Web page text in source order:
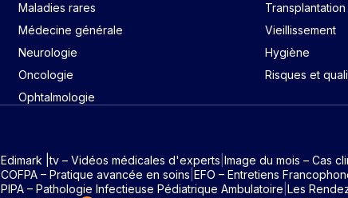
Maladies rares
Médecine générale
Neurologie
Oncologie
Ophtalmologie
Transplantation
Vieillissement
Hygiène
Risques et
Edimark |tv – Vidéos médicales d'experts Image du mois – Cas
COFPA – Pratique avancée en soins EFO – Entretiens
PIPA – Pathologie Infectieuse Pédiatrique Ambulatoire Les